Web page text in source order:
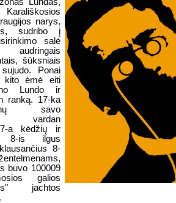
narys,
sudribo į
salė
audringais
šūksniais
Ponai
kito ėmė eiti
Lundo ir
ranką. 17-ka
savo
vardan
a kėdžių ir
8-is ilgus
8-
buvo 100009
galios
jachtos